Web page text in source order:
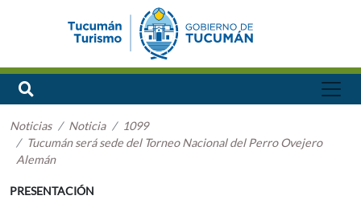
Noticias Noticia
1099
Tucumán será sede del Torneo Nacional del Perro Ovejero
Alemán
PRESENTACIÓN